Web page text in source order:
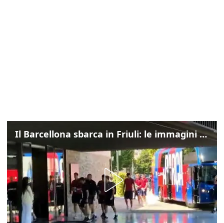
Il Barcellona sbarca in Friuli: le immagini dell'arrivo in albergo